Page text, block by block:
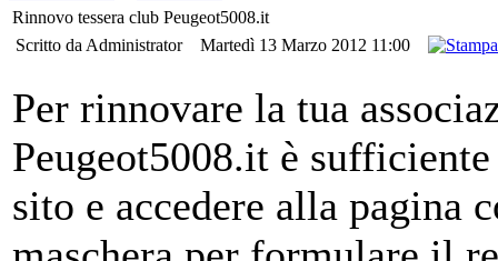
Rinnovo tessera club Peugeot5008.it
Scritto da Administrator
Martedì 13 Marzo 2012 11:00
Per rinnovare la tua
Peugeot5008.it è
sito e accedere alla pagina